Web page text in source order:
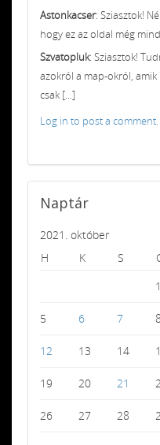
Astonkacser: Sziasztok!
hogy ez az oldal még
Szvatopluk: Sziasztok!
azokról a map-okról,
csak [...]
Log in to post a comment.
Naptár
2021. október
H
K S
1
5 6 7 8
12 13 14
19 20 21
26 27 28